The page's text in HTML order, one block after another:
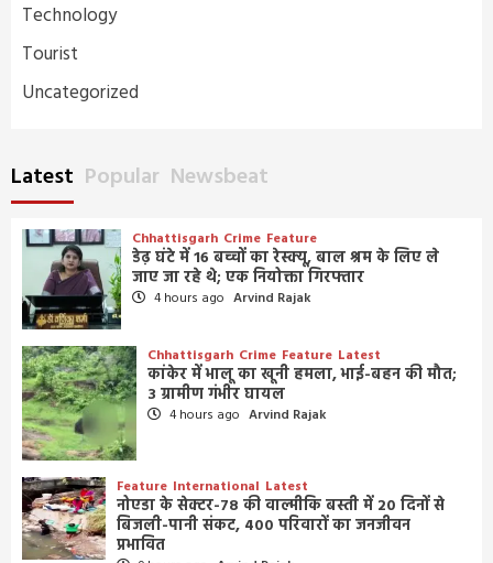
Technology
Tourist
Uncategorized
Latest Popular Newsbeat
Chhattisgarh Crime Feature
डेढ़ घंटे में 16 बच्चों का रेस्क्यू, बाल श्रम के लिए ले
जाए जा रहे थे; एक नियोक्ता गिरफ्तार
4 hours ago Arvind Rajak
Chhattisgarh Crime Feature Latest
कांकेर में भालू का खूनी हमला, भाई-बहन की मौत;
3 ग्रामीण गंभीर घायल
4 hours ago Arvind Rajak
Feature International Latest
नोएडा के सेक्टर-78 की वाल्मीकि बस्ती में 20 दिनों से
बिजली-पानी संकट, 400 परिवारों का जनजीवन
प्रभावित